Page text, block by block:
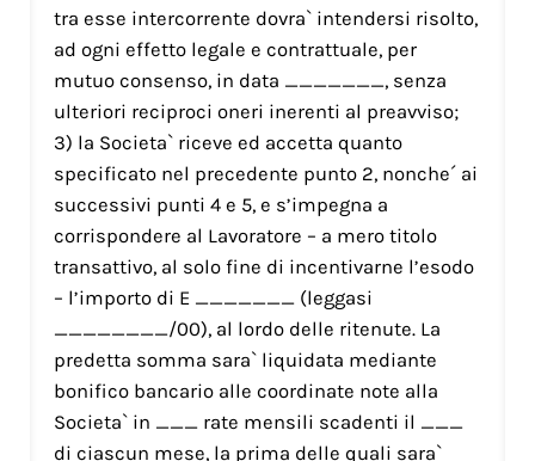
tra esse intercorrente dovra` intendersi risolto,
ad ogni effetto legale e contrattuale, per
mutuo consenso, in data _______, senza
ulteriori reciproci oneri inerenti al preavviso;
3) la Societa` riceve ed accetta quanto
specificato nel precedente punto 2, nonche´ ai
successivi punti 4 e 5, e s’impegna a
corrispondere al Lavoratore – a mero titolo
transattivo, al solo fine di incentivarne l’esodo
– l’importo di E _______ (leggasi
________/00), al lordo delle ritenute. La
predetta somma sara` liquidata mediante
bonifico bancario alle coordinate note alla
Societa` in ___ rate mensili scadenti il ___
di ciascun mese, la prima delle quali sara`